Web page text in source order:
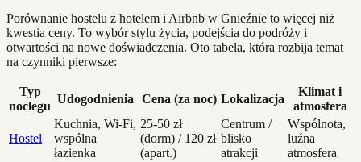
Porównanie hostelu z hotelem i Airbnb w Gnieźnie to więcej niż
kwestia ceny. To wybór stylu życia, podejścia do podróży i
otwartości na nowe doświadczenia. Oto tabela, która rozbija temat
na czynniki pierwsze:
Typ
noclegu
Udogodnienia Cena (za noc) Lokalizacja
Klimat i
atmosfera
Hostel
Kuchnia, Wi-Fi,
wspólna
łazienka
25-50 zł
(dorm) / 120 zł
(apart.)
Centrum /
blisko
atrakcji
Wspólnota,
luźna
atmosfera